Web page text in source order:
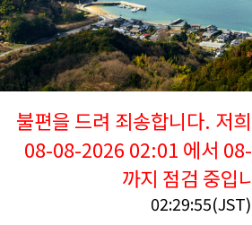
불편을 드려 죄송합니다. 저
08-08-2026 02:01 에서
까지 점검 중입
02:29:55(JST)